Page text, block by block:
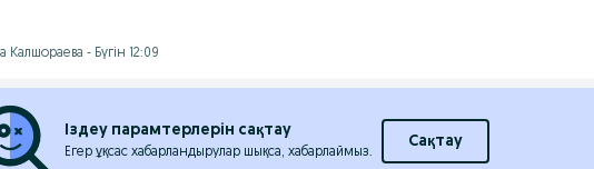
Калшораева - Бүгін 12:09
Іздеу парамтерлерін сақтау
Егер ұқсас хабарландырулар шықса, хабарлаймыз.
Сақтау